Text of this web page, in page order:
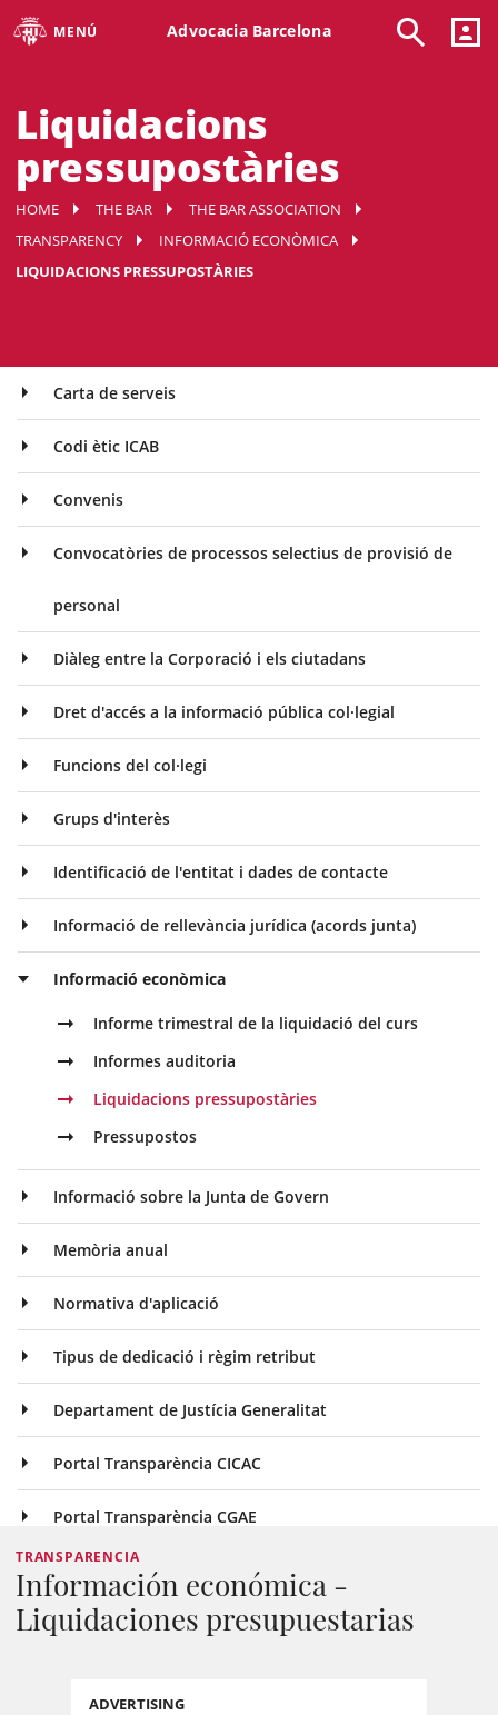
MENÚ Advocacia Barcelona
Liquidacions
pressupostàries
HOME THE BAR
THE BAR ASSOCIATION
TRANSPARENCY
INFORMACIÓ ECONÒMICA
LIQUIDACIONS PRESSUPOSTÀRIES
Carta de serveis
Codi ètic ICAB
Convenis
Convocatòries de processos selectius de provisió de
personal
Diàleg entre la Corporació i els ciutadans
Dret d'accés a la informació pública col·legial
Funcions del col·legi
Grups d'interès
Identificació de l'entitat i dades de contacte
Informació de rellevància jurídica (acords junta)
Informació econòmica
Informe trimestral de la liquidació del curs
Informes auditoria
Liquidacions pressupostàries
Pressupostos
Informació sobre la Junta de Govern
Memòria anual
Normativa d'aplicació
Tipus de dedicació i règim retribut
Departament de Justícia Generalitat
Portal Transparència CICAC
Portal Transparència CGAE
TRANSPARENCIA
Información económica -
Liquidaciones presupuestarias
ADVERTISING